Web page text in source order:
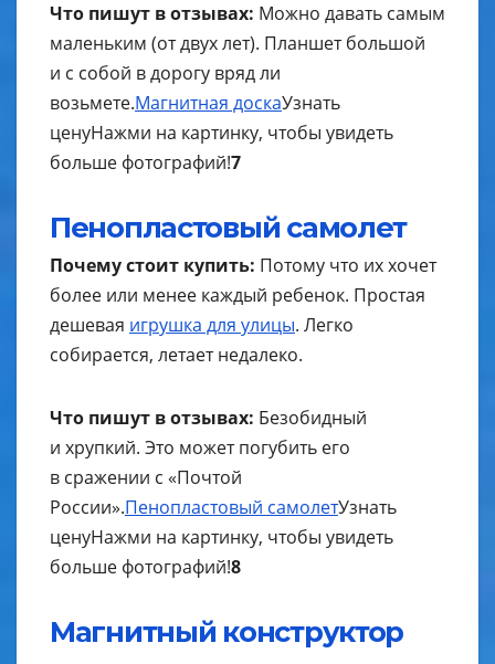
Что пишут в отзывах: Можно давать самым
маленьким (от двух лет). Планшет большой
и с собой в дорогу вряд ли
возьмете.Магнитная доскаУзнать
ценуНажми на картинку, чтобы увидеть
больше фотографий!7
Пенопластовый самолет
Почему стоит купить: Потому что их хочет
более или менее каждый ребенок. Простая
дешевая игрушка для улицы. Легко
собирается, летает недалеко.
Что пишут в отзывах: Безобидный
и хрупкий. Это может погубить его
в сражении с «Почтой
России».Пенопластовый самолетУзнать
ценуНажми на картинку, чтобы увидеть
больше фотографий!8
Магнитный конструктор